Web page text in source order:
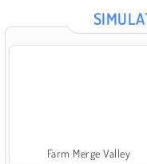
Farm Merge Valley